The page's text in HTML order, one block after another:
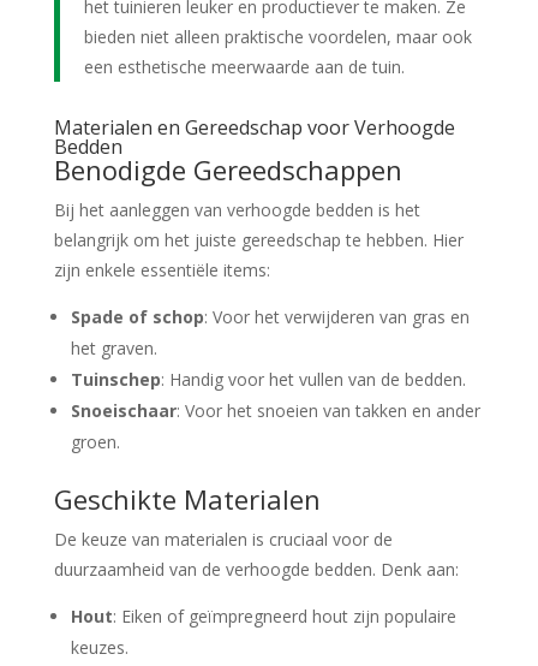
het tuinieren leuker en productiever te maken. Ze
bieden niet alleen praktische voordelen, maar ook
een esthetische meerwaarde aan de tuin.
Materialen en Gereedschap voor Verhoogde
Bedden
Benodigde Gereedschappen
Bij het aanleggen van verhoogde bedden is het
belangrijk om het juiste gereedschap te hebben. Hier
zijn enkele essentiële items:
Spade of schop: Voor het verwijderen van gras en
het graven.
Tuinschep: Handig voor het vullen van de bedden.
Snoeischaar: Voor het snoeien van takken en ander
groen.
Geschikte Materialen
De keuze van materialen is cruciaal voor de
duurzaamheid van de verhoogde bedden. Denk aan:
Hout: Eiken of geïmpregneerd hout zijn populaire
keuzes.